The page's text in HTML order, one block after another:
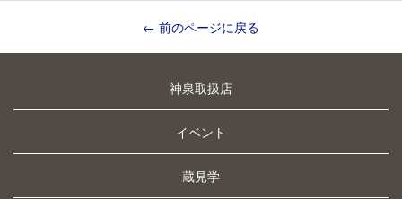
← 前のページに戻る
神泉取扱店
イベント
蔵見学